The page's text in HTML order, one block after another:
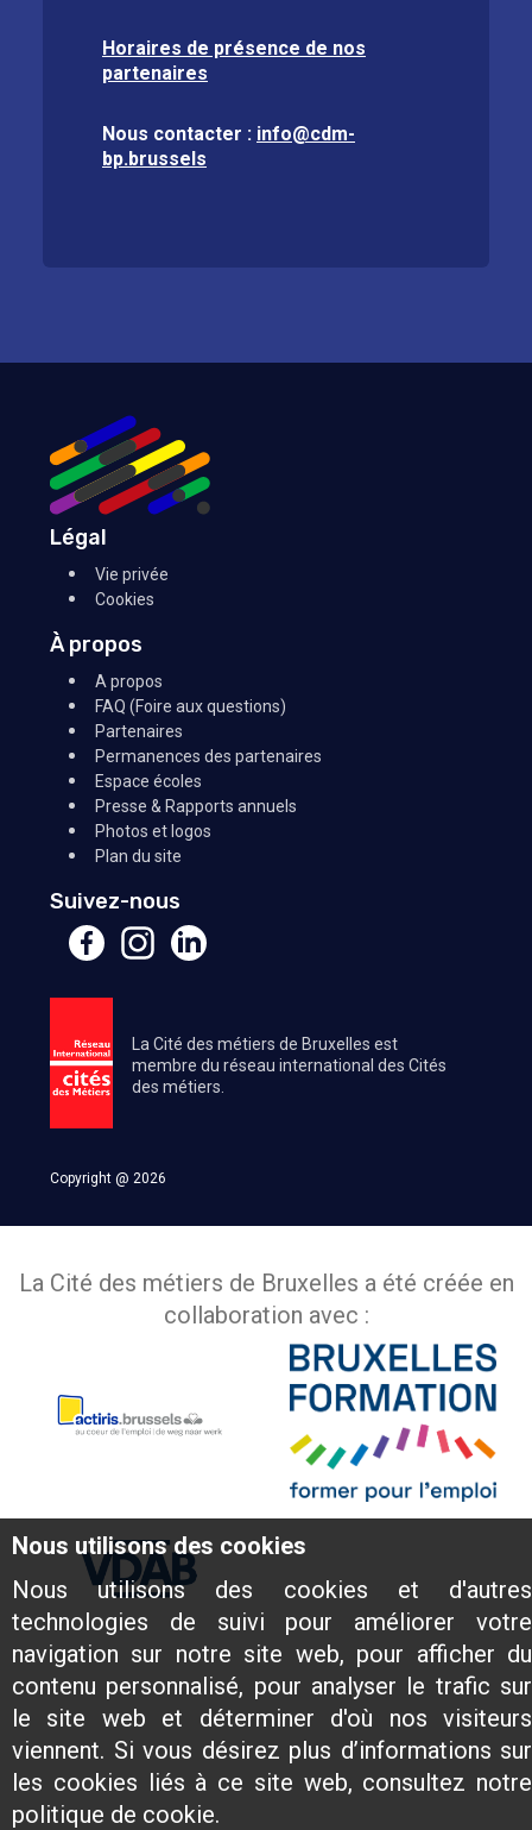
Nous utilisons des cookies
Nous utilisons des cookies et d'autres
technologies de suivi pour améliorer votre
navigation sur notre site web, pour afficher du
contenu personnalisé, pour analyser le trafic sur
le site web et déterminer d'où nos visiteurs
viennent. Si vous désirez plus d’informations sur
les cookies liés à ce site web, consultez notre
politique de cookie.
Horaires de présence de nos
partenaires
Nous contacter : info@cdm-
bp.brussels
Légal
Vie privée
Cookies
À propos
A propos
FAQ (Foire aux questions)
Partenaires
Permanences des partenaires
Espace écoles
Presse & Rapports annuels
Photos et logos
Plan du site
Suivez-nous
La Cité des métiers de Bruxelles est
membre du réseau international des Cités
des métiers.
Copyright @ 2026
La Cité des métiers de Bruxelles a été créée en
collaboration avec :